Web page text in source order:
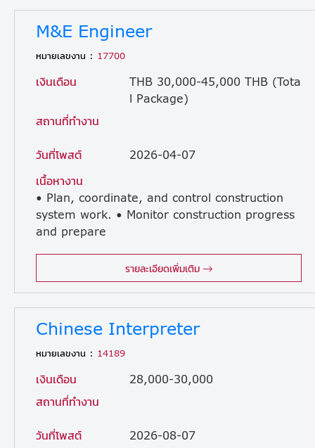
M&E Engineer
หมายเลขงาน : 17700
เงินเดือน
THB 30,000-45,000 THB (Tota
l Package)
สถานที่ทำงาน
วันที่โพสต์
2026-04-07
เนื้อหางาน
• Plan, coordinate, and control construction
system work. • Monitor construction progress
and prepare
รายละเอียดเพิ่มเติม
Chinese Interpreter
หมายเลขงาน : 14189
เงินเดือน
28,000-30,000
สถานที่ทำงาน
วันที่โพสต์
2026-08-07